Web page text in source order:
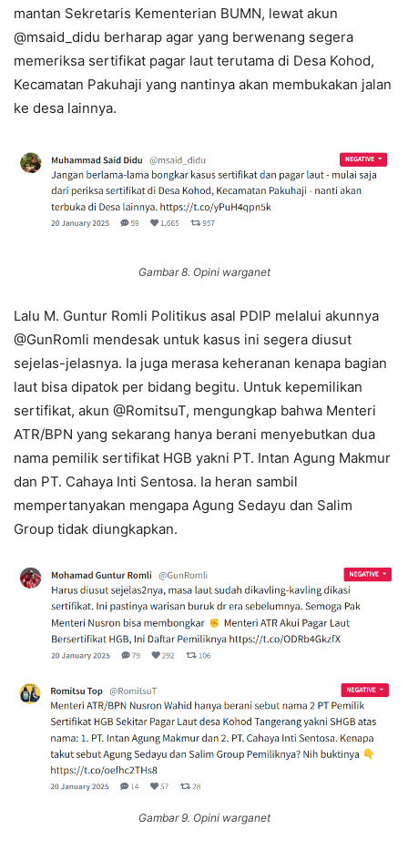
mantan Sekretaris Kementerian BUMN, lewat akun
@msaid_didu berharap agar yang berwenang segera
memeriksa sertifikat pagar laut terutama di Desa Kohod,
Kecamatan Pakuhaji yang nantinya akan membukakan jalan
ke desa lainnya.
Gambar 8. Opini warganet
Lalu M. Guntur Romli Politikus asal PDIP melalui akunnya
@GunRomli mendesak untuk kasus ini segera diusut
sejelas-jelasnya. Ia juga merasa keheranan kenapa bagian
laut bisa dipatok per bidang begitu. Untuk kepemilikan
sertifikat, akun @RomitsuT, mengungkap bahwa Menteri
ATR/BPN yang sekarang hanya berani menyebutkan dua
nama pemilik sertifikat HGB yakni PT. Intan Agung Makmur
dan PT. Cahaya Inti Sentosa. Ia heran sambil
mempertanyakan mengapa Agung Sedayu dan Salim
Group tidak diungkapkan.
Gambar 9. Opini warganet